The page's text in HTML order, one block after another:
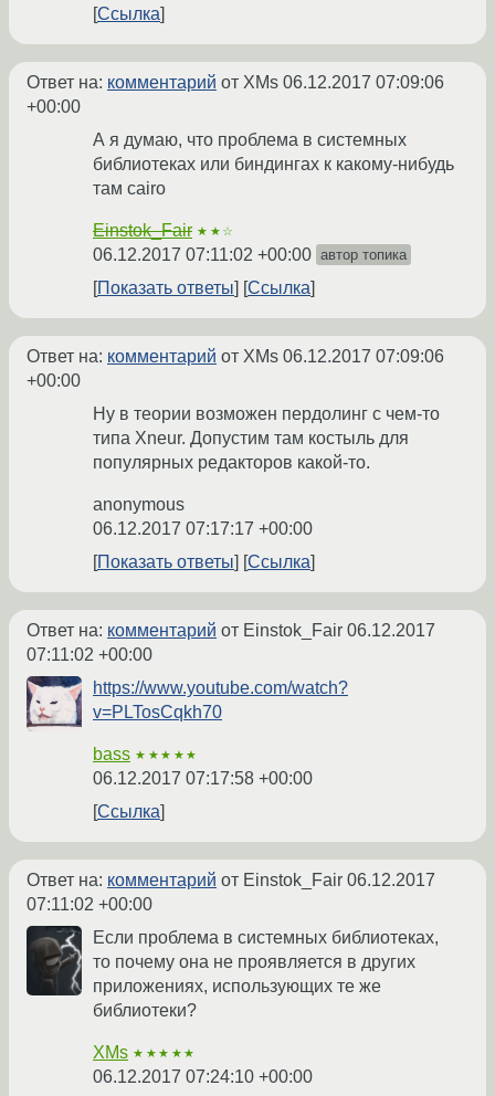
Ссылка
Ответ на: комментарий от XMs 06.12.2017 07:09:06
+00:00
А я думаю, что проблема в системных
библиотеках или биндингах к какому-нибудь
там cairo
Einstok_Fair ★★☆
06.12.2017 07:11:02 +00:00 автор топика
Показать ответы Ссылка
Ответ на: комментарий от XMs 06.12.2017 07:09:06
+00:00
Ну в теории возможен пердолинг с чем-то
типа Xneur. Допустим там костыль для
популярных редакторов какой-то.
anonymous
06.12.2017 07:17:17 +00:00
Показать ответы
Ссылка
Ответ на: комментарий от Einstok_Fair 06.12.2017
07:11:02 +00:00
https://www.youtube.com/watch?
v=PLTosCqkh70
bass ★★★★★
06.12.2017 07:17:58 +00:00
Ссылка
Ответ на: комментарий от Einstok_Fair 06.12.2017
07:11:02 +00:00
Если проблема в системных библиотеках,
то почему она не проявляется в других
приложениях, использующих те же
библиотеки?
XMs ★★★★★
06.12.2017 07:24:10 +00:00